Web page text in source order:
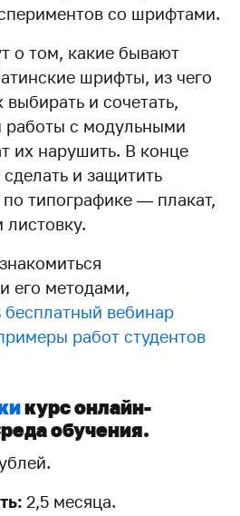
со шрифтами.
о том, какие бывают
шрифты, из чего
выбирать и сочетать,
с модульными
их нарушить. В конце
и защитить
типографике — плакат,
его методами,
бесплатный вебинар
работ студентов
курс онлайн-
обучения.
2,5 месяца.